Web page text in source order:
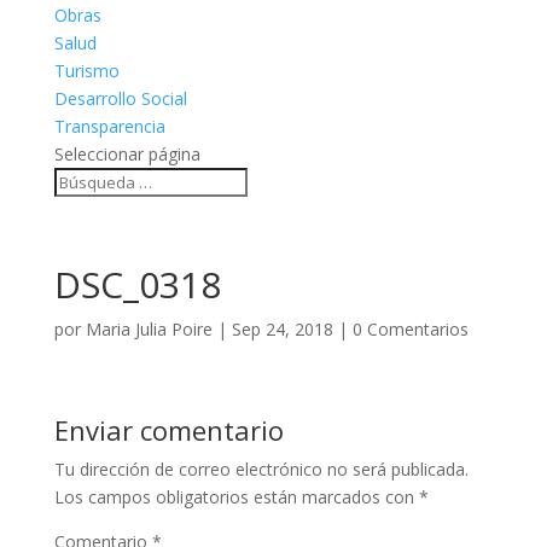
Obras
Salud
Turismo
Desarrollo Social
Transparencia
Seleccionar página
DSC_0318
por Maria Julia Poire | Sep 24, 2018 | 0 Comentarios
Enviar comentario
Tu dirección de correo electrónico no será publicada.
Los campos obligatorios están marcados con *
Comentario *